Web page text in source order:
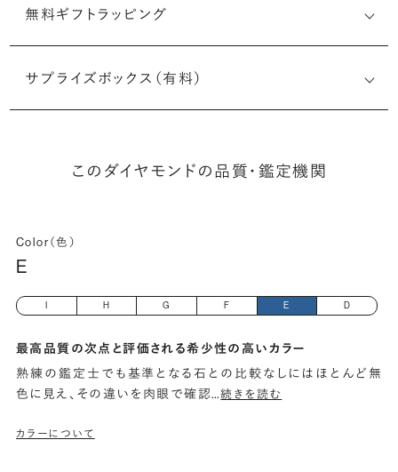
無料ギフトラッピング
サプライズボックス（有料）
このダイヤモンドの品質・鑑定機関
Color（色）
E
H G F E D
最高品質の次点と評価される希少性の高いカラー
熟練の鑑定士でも基準となる石との比較なしにはほとんど無
色に見え、その違いを肉眼で確認…続きを読む
カラーについて